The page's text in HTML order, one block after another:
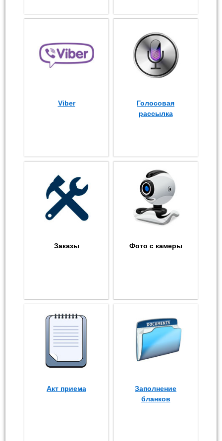
Viber
Голосовая
рассылка
Заказы Фото с камеры
Акт приема
Заполнение
бланков